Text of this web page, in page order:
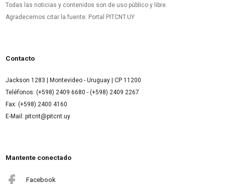
Todas las noticias y contenidos son de uso público y libre.
Agradecemos citar la fuente: Portal PITCNT.UY
Contacto
Jackson 1283 | Montevideo - Uruguay | CP 11200
Teléfonos: (+598) 2409 6680 - (+598) 2409 2267
Fax: (+598) 2400 4160
E-Mail: pitcnt@pitcnt.uy
Mantente conectado
Facebook